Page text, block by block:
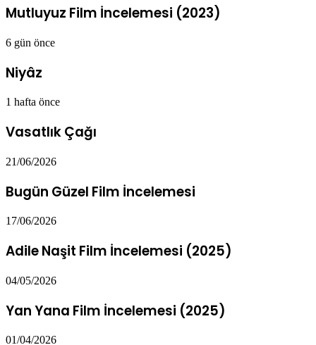
Mutluyuz Film İncelemesi (2023)
6 gün önce
Niyâz
1 hafta önce
Vasatlık Çağı
21/06/2026
Bugün Güzel Film İncelemesi
17/06/2026
Adile Naşit Film İncelemesi (2025)
04/05/2026
Yan Yana Film İncelemesi (2025)
01/04/2026